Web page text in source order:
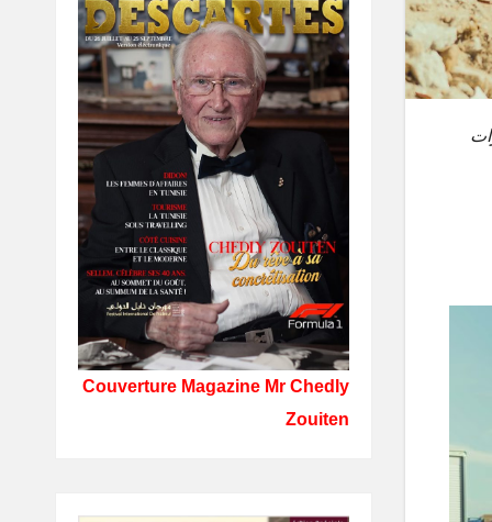
Couverture Magazine Mr Chedly
Zouiten